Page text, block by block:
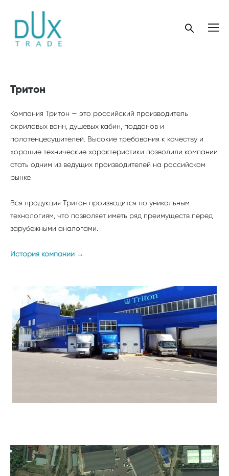
Тритон
Компания Тритон — это российский производитель
акриловых ванн, душевых кабин, поддонов и
полотенцесушителей. Высокие требования к качеству и
хорошие технические характеристики позволили компании
стать одним из ведущих производителей на российском
рынке.
Вся продукция Тритон производится по уникальным
технологиям, что позволяет иметь ряд преимуществ перед
зарубежными аналогами.
История компании →